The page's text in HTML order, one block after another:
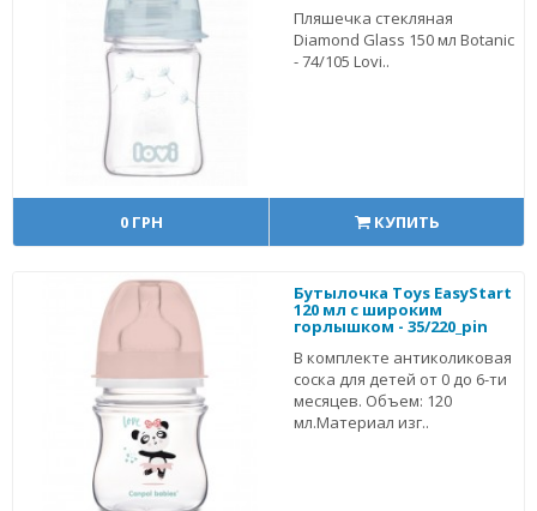
Пляшечка стекляная
Diamond Glass 150 мл Botanic
- 74/105 Lovi..
0 ГРН КУПИТЬ
Бутылочка Toys EasyStart
120 мл с широким
горлышком - 35/220_pin
В комплекте антиколиковая
соска для детей от 0 до 6-ти
месяцев. Объем: 120
мл.Материал изг..